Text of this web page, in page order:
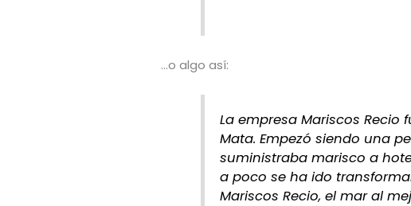
…o algo así:
La empresa Mariscos Recio
Mata. Empezó siendo una
suministraba marisco a
a poco se ha ido
Mariscos Recio, el mar al